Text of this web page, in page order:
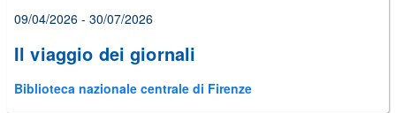
09/04/2026 - 30/07/2026
Il viaggio dei giornali
Biblioteca nazionale centrale di Firenze